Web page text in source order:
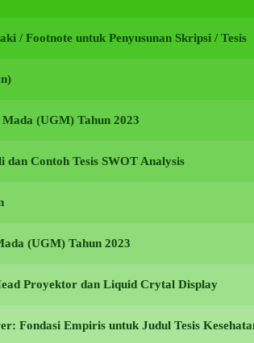
/ Footnote untuk Penyusunan Skripsi / Tesis
(UGM) Tahun 2023
Contoh Tesis SWOT Analysis
(UGM) Tahun 2023
Proyektor dan Liquid Crytal Display
Fondasi Empiris untuk Judul Tesis